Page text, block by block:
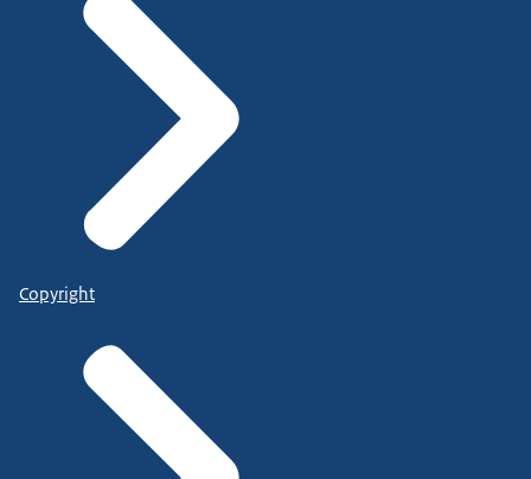
Copyright